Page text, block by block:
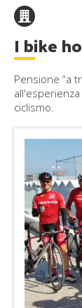
I bike
Pensione “a
ciclismo.